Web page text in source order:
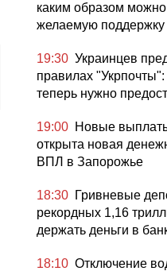
каким образом можно
желаемую поддержку
19:30 Украинцев
правилах
теперь нужно
19:00 Новые
открыта новая
ВПЛ в Запорожье
18:30 Гривневые
рекордных 1,16
держать деньги в
18:10 Отключение